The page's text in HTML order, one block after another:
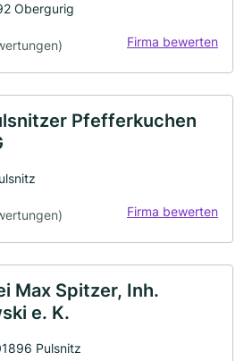
Obergurig
Firma bewerten
Pfefferkuchen
Firma bewerten
Max Spitzer, Inh.
e. K.
Pulsnitz